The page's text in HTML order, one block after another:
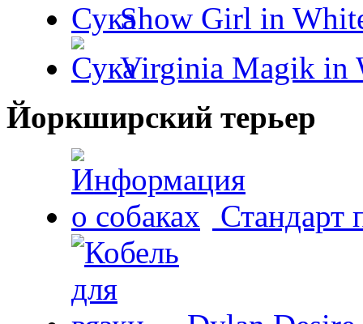
Show Girl in
Virginia Magik in
Йоркширский терьер